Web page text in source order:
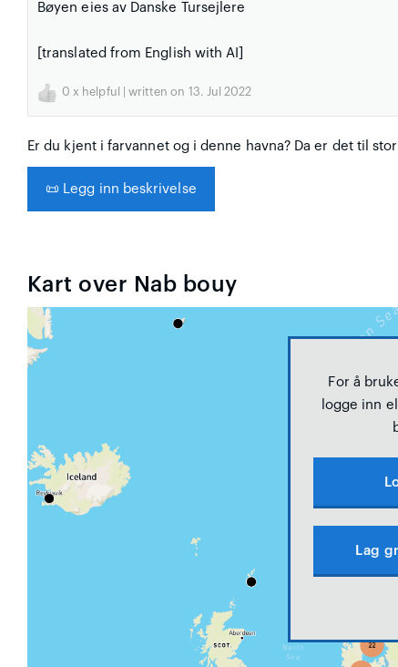
Bøyen eies av Danske Tursejlere
[translated from English with AI]
0 x helpful | written on 13. Jul 2022
Er du kjent i farvannet og i denne havna? Da er det til
📜 Legg inn beskrivelse
Kart over Nab bouy
For å
logge inn
Lag